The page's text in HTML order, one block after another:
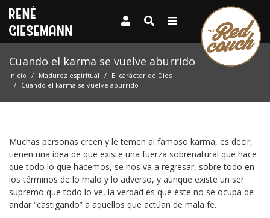
Cuando el karma se vuelve aburrido
Inicio Madurez espiritual
El carácter de Dios
Cuando el karma se vuelve aburrido
Muchas personas creen y le temen al famoso karma, es decir,
tienen una idea de que existe una fuerza sobrenatural que hace
que todo lo que hacemos, se nos va a regresar, sobre todo en
los términos de lo malo y lo adverso, y aunque existe un ser
supremo que todo lo ve, la verdad es que éste no se ocupa de
andar “castigando” a aquellos que actúan de mala fe.